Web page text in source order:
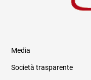
Media
Società trasparente